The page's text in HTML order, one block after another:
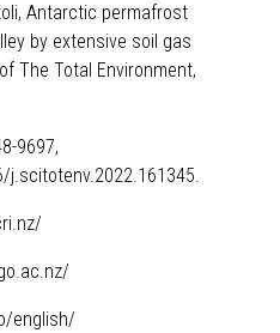
Antarctic permafrost
by extensive soil gas
The Total Environment,
9697,
english/